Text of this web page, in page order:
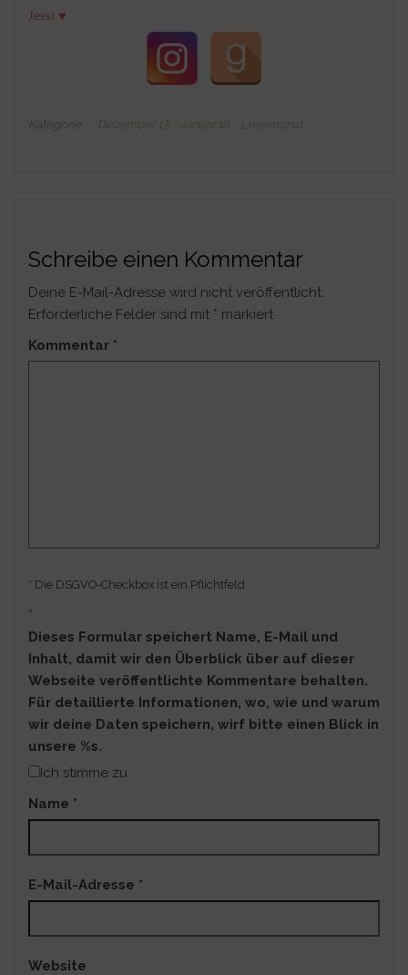
Jessi ♥
Kategorie Dezember 17 Januar 18 Lesemonat
Schreibe einen Kommentar
Deine E-Mail-Adresse wird nicht veröffentlicht.
Erforderliche Felder sind mit * markiert
Kommentar *
* Die DSGVO-Checkbox ist ein Pflichtfeld
*
Dieses Formular speichert Name, E-Mail und
Inhalt, damit wir den Überblick über auf dieser
Webseite veröffentlichte Kommentare behalten.
Für detaillierte Informationen, wo, wie und warum
wir deine Daten speichern, wirf bitte einen Blick in
unsere %s.
Ich stimme zu
Name *
E-Mail-Adresse *
Website